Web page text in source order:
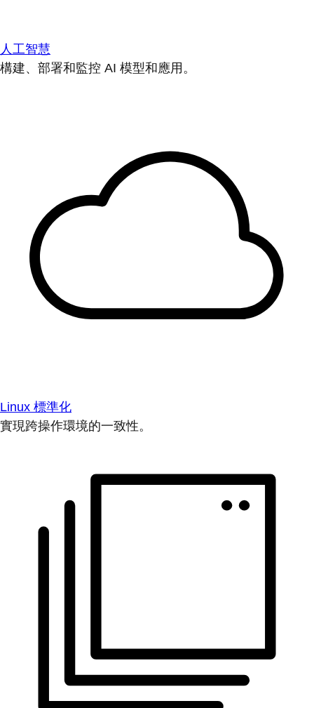
人工智慧
構建、部署和監控 AI 模型和應用。
Linux 標準化
實現跨操作環境的一致性。